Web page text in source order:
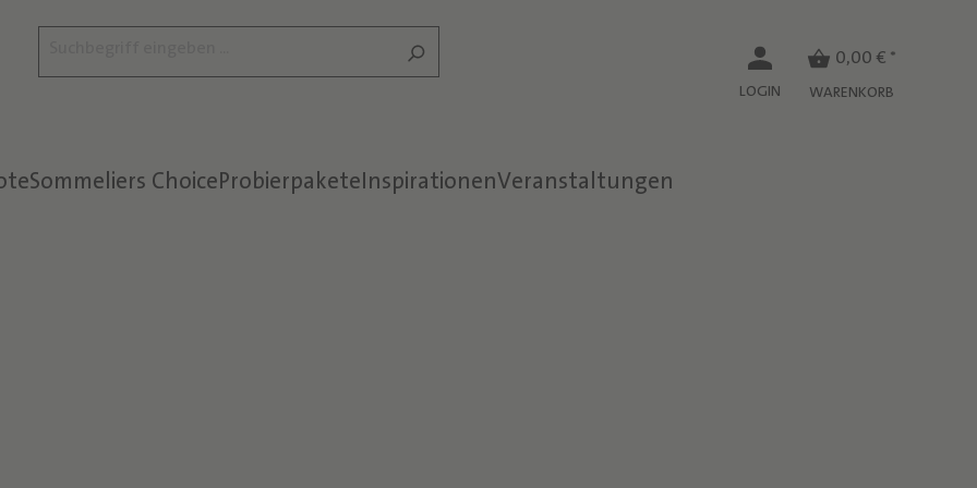
LOGIN
0,00 € *
WARENKORB
Sommeliers ChoiceProbierpaketeInspirationenVeranstaltungen